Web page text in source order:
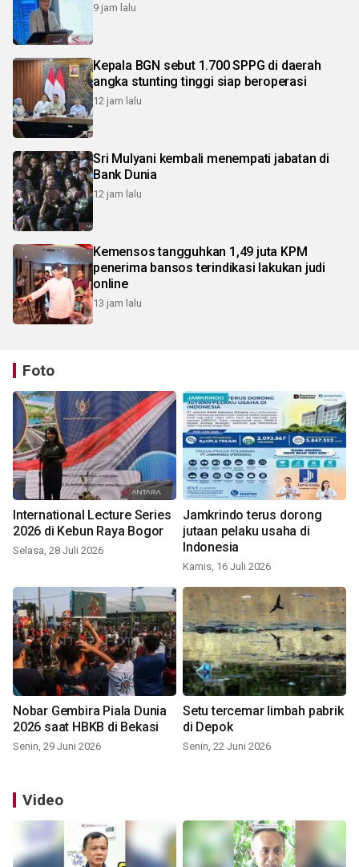
9 jam lalu
Kepala BGN sebut 1.700 SPPG di daerah
angka stunting tinggi siap beroperasi
12 jam lalu
Sri Mulyani kembali menempati jabatan di
Bank Dunia
12 jam lalu
Kemensos tangguhkan 1,49 juta KPM
penerima bansos terindikasi lakukan judi
online
13 jam lalu
Foto
International Lecture Series
2026 di Kebun Raya Bogor
Selasa, 28 Juli 2026
Jamkrindo terus dorong
jutaan pelaku usaha di
Indonesia
Kamis, 16 Juli 2026
Nobar Gembira Piala Dunia
2026 saat HBKB di Bekasi
Senin, 29 Juni 2026
Setu tercemar limbah pabrik
di Depok
Senin, 22 Juni 2026
Video